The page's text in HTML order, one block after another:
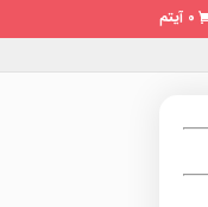
0 آیتم